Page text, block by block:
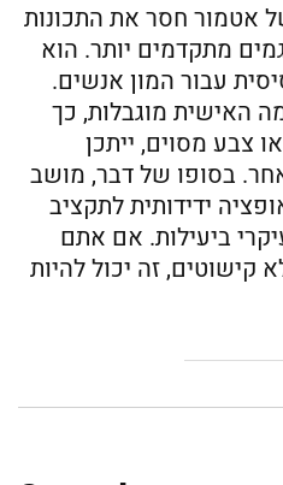
אטמור חסר את התכונות
מתקדמים יותר. הוא
עבור המון אנשים.
האישית מוגבלות, כך
צבע מסוים, ייתכן
בסופו של דבר, מושב
ידידותית לתקציב
ביעילות. אם אתם
זה יכול להיות